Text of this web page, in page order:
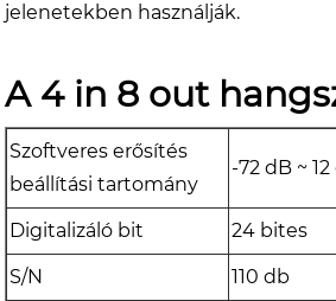
jelenetekben használják.
A 4 in 8 out
Szoftveres erősítés
beállítási tartomány
-72 dB ~
Digitalizáló bit 24 bites
S/N 110 db